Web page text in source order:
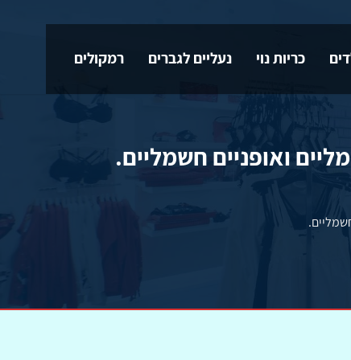
כריות נוי נעליים לגברים רמקולים